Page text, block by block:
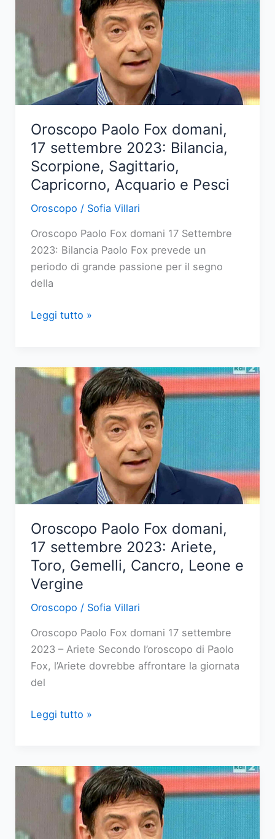
Toro,
Gemelli,
Cancro,
Leone
Vergine
Oroscopo Paolo Fox domani,
17 settembre 2023: Bilancia,
Scorpione, Sagittario,
Capricorno, Acquario e Pesci
Oroscopo / Sofia Villari
Oroscopo Paolo Fox domani 17 Settembre
2023: Bilancia Paolo Fox prevede un
periodo di grande passione per il segno
della
Oroscopo
17
settembre
Scorpione,
Sagittario,
Capricorno,
Acquario
Pesci
Leggi tutto »
Oroscopo Paolo Fox domani,
17 settembre 2023: Ariete,
Toro, Gemelli, Cancro, Leone e
Vergine
Oroscopo / Sofia Villari
Oroscopo Paolo Fox domani 17 settembre
2023 – Ariete Secondo l’oroscopo di Paolo
Fox, l’Ariete dovrebbe affrontare la giornata
del
Oroscopo
domani,
17
settembre
Leggi tutto »